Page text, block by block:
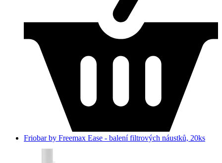
Friobar by Freemax Ease - balení filtrových náustků, 20ks